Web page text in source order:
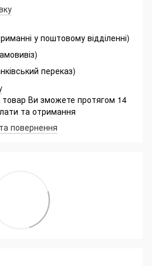
у поштовому відділенні)
переказ)
товар Ви зможете протягом 14
та отримання
повернення